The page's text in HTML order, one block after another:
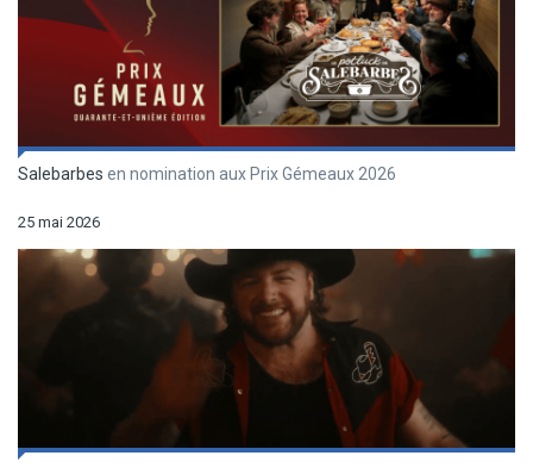
Salebarbes en nomination aux Prix Gémeaux 2026
25 mai 2026